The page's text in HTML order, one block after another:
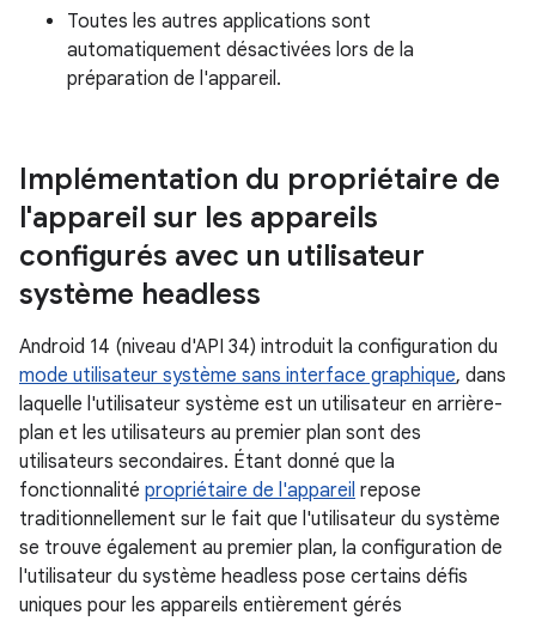
Toutes les autres applications sont
automatiquement désactivées lors de la
préparation de l'appareil.
Implémentation du propriétaire de
l'appareil sur les appareils
configurés avec un utilisateur
système headless
Android 14 (niveau d'API 34) introduit la configuration du
mode utilisateur système sans interface graphique, dans
laquelle l'utilisateur système est un utilisateur en arrière-
plan et les utilisateurs au premier plan sont des
utilisateurs secondaires. Étant donné que la
fonctionnalité propriétaire de l'appareil repose
traditionnellement sur le fait que l'utilisateur du système
se trouve également au premier plan, la configuration de
l'utilisateur du système headless pose certains défis
uniques pour les appareils entièrement gérés